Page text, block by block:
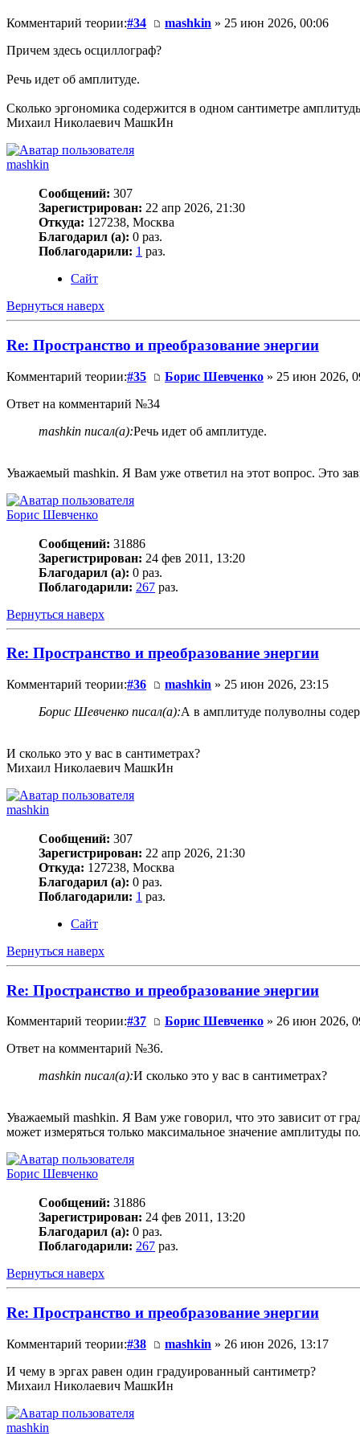
Комментарий теории:#34 mashkin » 25 июн 2026, 00:06
Причем здесь осциллограф?
Речь идет об амплитуде.
Сколько эргономика содержится в одном сантиметре
Михаил Николаевич МашкИн
mashkin
Сообщений: 307
Зарегистрирован: 22 апр 2026, 21:30
Откуда: 127238, Москва
Благодарил (а): 0 раз.
Поблагодарили: 1 раз.
Сайт
Вернуться наверх
Re: Пространство и преобразование энергии
Комментарий теории:#35 Борис Шевченко » 25 июн 2026,
Ответ на комментарий №34
mashkin писал(а):Речь идет об амплитуде.
Уважаемый mashkin. Я Вам уже ответил на этот вопрос. Это
Борис Шевченко
Сообщений: 31886
Зарегистрирован: 24 фев 2011, 13:20
Благодарил (а): 0 раз.
Поблагодарили: 267 раз.
Вернуться наверх
Re: Пространство и преобразование энергии
Комментарий теории:#36 mashkin » 25 июн 2026, 23:15
Борис Шевченко писал(а):А в амплитуде полуволны
И сколько это у вас в сантиметрах?
Михаил Николаевич МашкИн
mashkin
Сообщений: 307
Зарегистрирован: 22 апр 2026, 21:30
Откуда: 127238, Москва
Благодарил (а): 0 раз.
Поблагодарили: 1 раз.
Сайт
Вернуться наверх
Re: Пространство и преобразование энергии
Комментарий теории:#37 Борис Шевченко » 26 июн 2026,
Ответ на комментарий №36.
mashkin писал(а):И сколько это у вас в сантиметрах?
Уважаемый mashkin. Я Вам уже говорил, что это зависит от
может измеряться только максимальное значение амплитуды
Борис Шевченко
Сообщений: 31886
Зарегистрирован: 24 фев 2011, 13:20
Благодарил (а): 0 раз.
Поблагодарили: 267 раз.
Вернуться наверх
Re: Пространство и преобразование энергии
Комментарий теории:#38 mashkin » 26 июн 2026, 13:17
И чему в эргах равен один градуированный сантиметр?
Михаил Николаевич МашкИн
mashkin